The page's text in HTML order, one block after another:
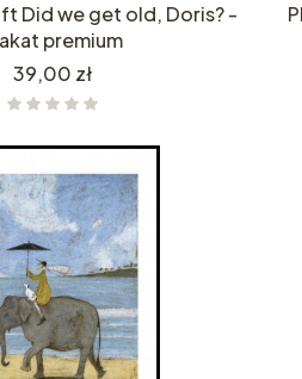
Did we get old, Doris? -
premium
Cena
39,00 zł